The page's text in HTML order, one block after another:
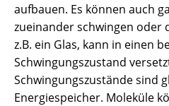
aufbauen. Es können auch
zueinander schwingen oder
z.B. ein Glas, kann in einen
Schwingungszustand
Schwingungszustände sind
Energiespeicher. Moleküle